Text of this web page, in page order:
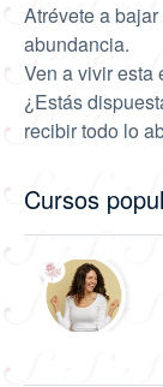
Atrévete a
abundancia.
Ven a vivir
¿Estás
recibir todo lo
Cursos